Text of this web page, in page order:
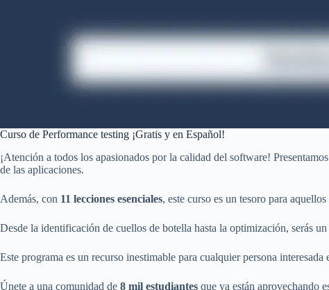
Curso de Performance testing ¡Gratis y en Español!
¡Atención a todos los apasionados por la calidad del software!
de las aplicaciones.
Además, con 11 lecciones esenciales, este curso es un tesoro para
Desde la identificación de cuellos de botella hasta la optimización, serás
Este programa es un recurso inestimable para cualquier persona
Únete a una comunidad de 8 mil estudiantes que ya están aprovechando